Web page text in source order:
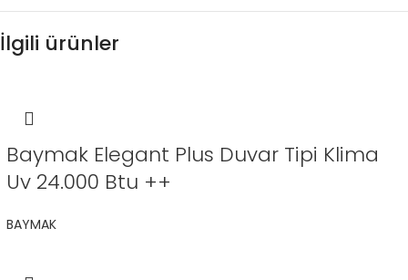
İlgili ürünler
Baymak Elegant Plus Duvar Tipi Klima
Uv 24.000 Btu ++
BAYMAK